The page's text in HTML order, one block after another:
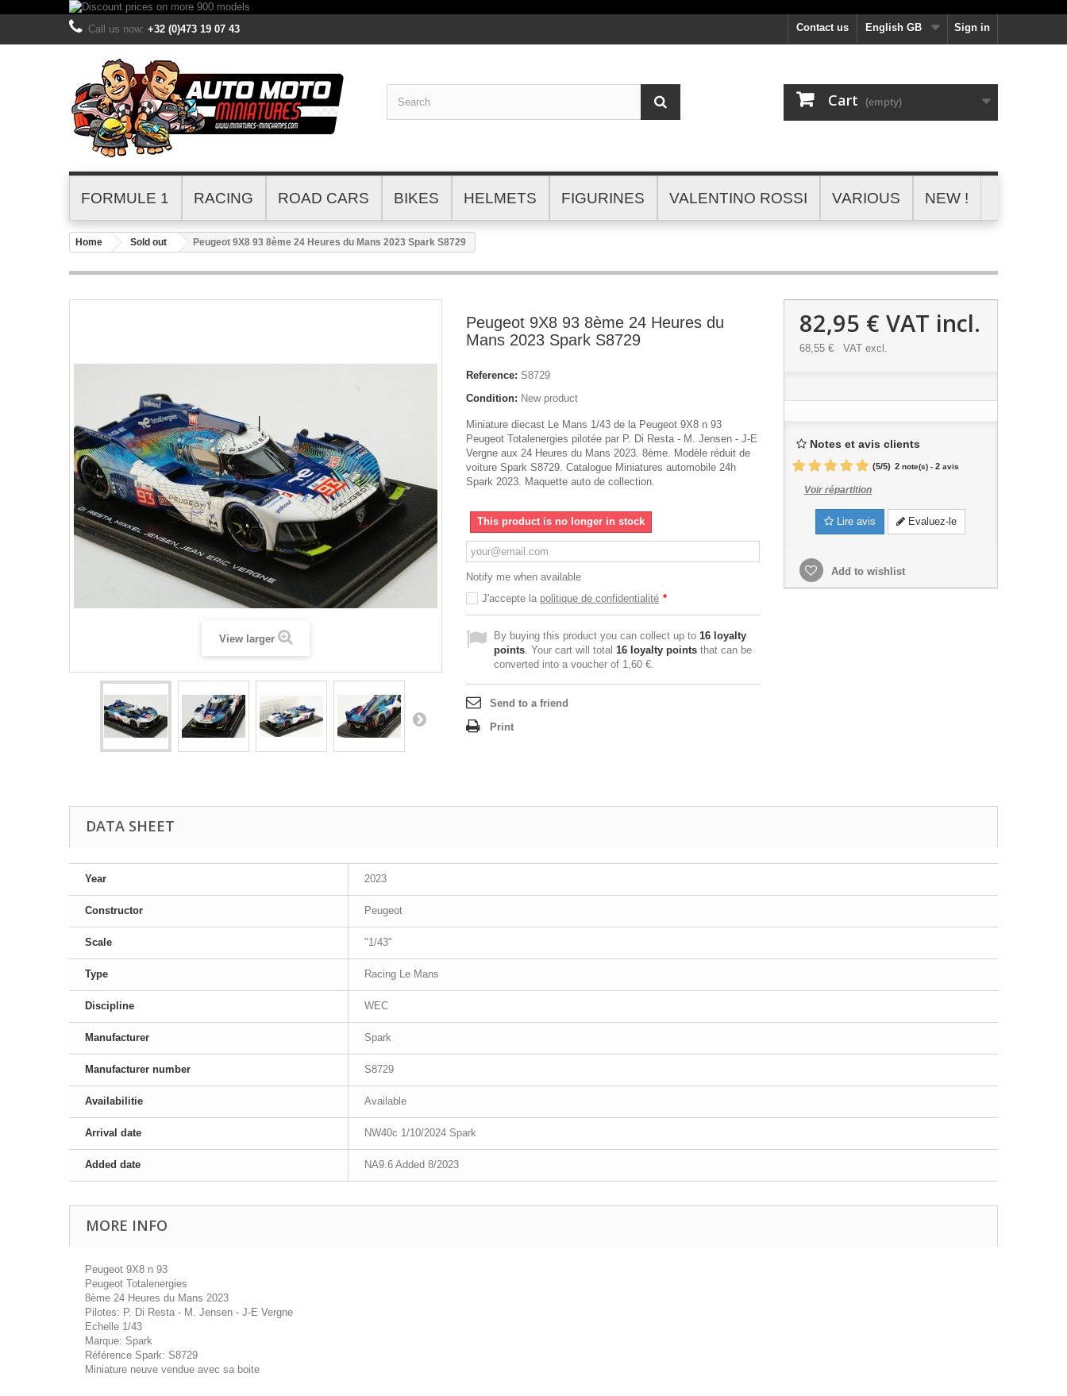
Sign in
English GB
Contact us
Call us now: +32 (0)473 19 07 43
Cart (empty)
FORMULE 1 RACING ROAD CARS BIKES HELMETS FIGURINES VALENTINO ROSSI VARIOUS NEW !
Home Sold out Peugeot 9X8 93 8ème 24 Heures du Mans 2023 Spark S8729
View larger
Peugeot 9X8 93 8ème 24 Heures du
Mans 2023 Spark S8729
Reference: S8729
Condition: New product
Miniature diecast Le Mans 1/43 de la Peugeot 9X8 n 93
Peugeot Totalenergies pilotée par P. Di Resta - M. Jensen - J-E
Vergne aux 24 Heures du Mans 2023. 8ème. Modèle réduit de
voiture Spark S8729. Catalogue Miniatures automobile 24h
Spark 2023. Maquette auto de collection.
This product is no longer in stock
Notify me when available
J'accepte la politique de confidentialité *
By buying this product you can collect up to 16 loyalty
points. Your cart will total 16 loyalty points that can be
converted into a voucher of 1,60 €.
Send to a friend
Print
82,95 € VAT incl.
68,55 € VAT excl.
Notes et avis clients
(5/5) 2note(s) - 2avis
Voir répartition
Lire avis Evaluez-le
Add to wishlist
DATA SHEET
Year 2023
Constructor Peugeot
Scale "1/43"
Type Racing Le Mans
Discipline WEC
Manufacturer Spark
Manufacturer number S8729
Availabilitie Available
Arrival date NW40c 1/10/2024 Spark
Added date NA9.6 Added 8/2023
MORE INFO
Peugeot 9X8 n 93
Peugeot Totalenergies
8ème 24 Heures du Mans 2023
Pilotes: P. Di Resta - M. Jensen - J-E Vergne
Echelle 1/43
Marque: Spark
Référence Spark: S8729
Miniature neuve vendue avec sa boite